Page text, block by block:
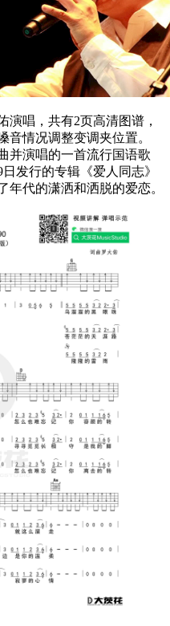
演唱，共有2页高清图谱，
音情况调整变调夹位置。
并演唱的一首流行国语歌
发行的专辑《爱人同志》
年代的潇洒和洒脱的爱恋。